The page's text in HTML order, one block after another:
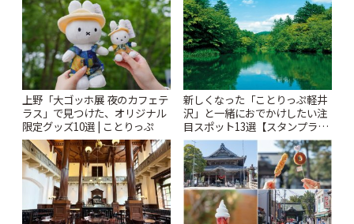
上野「大ゴッホ展 夜のカフェテ
ラス」で見つけた、オリジナル
限定グッズ10選 | ことりっぷ
新しくなった「ことりっぷ軽井
沢」と一緒におでかけしたい注
目スポット13選【スタンプラリ
ー開催中】 | ことりっぷ